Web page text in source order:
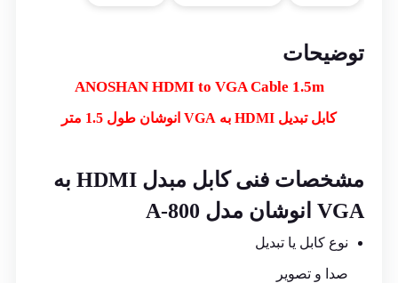
توضیحات
ANOSHAN HDMI to VGA Cable 1.5m
کابل تبدیل HDMI به VGA انوشان طول 1.5 متر
مشخصات فنی کابل مبدل HDMI به
VGA انوشان مدل A-800
نوع کابل یا تبدیل
صدا و تصویر